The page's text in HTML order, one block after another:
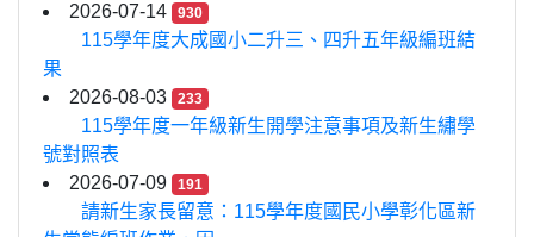
2026-07-14
930
115學年度大成國小二升三、四升五年級編班結
果
2026-08-03
233
115學年度一年級新生開學注意事項及新生繡學
號對照表
2026-07-09
191
請新生家長留意：115學年度國民小學彰化區新